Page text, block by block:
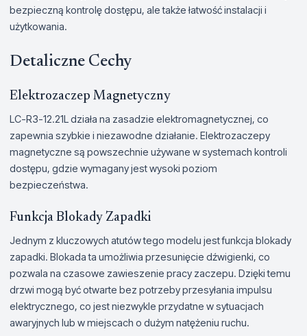
bezpieczną kontrolę dostępu, ale także łatwość instalacji i
użytkowania.
Detaliczne Cechy
Elektrozaczep Magnetyczny
LC-R3-12.21L działa na zasadzie elektromagnetycznej, co
zapewnia szybkie i niezawodne działanie. Elektrozaczepy
magnetyczne są powszechnie używane w systemach kontroli
dostępu, gdzie wymagany jest wysoki poziom
bezpieczeństwa.
Funkcja Blokady Zapadki
Jednym z kluczowych atutów tego modelu jest funkcja blokady
zapadki. Blokada ta umożliwia przesunięcie dźwigienki, co
pozwala na czasowe zawieszenie pracy zaczepu. Dzięki temu
drzwi mogą być otwarte bez potrzeby przesyłania impulsu
elektrycznego, co jest niezwykle przydatne w sytuacjach
awaryjnych lub w miejscach o dużym natężeniu ruchu.